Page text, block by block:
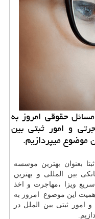
حقوقی امروز به
و امور ثبتی بین
موضوع میپردازیم.
ثبتا بعنوان بهترین موسسه
بین المللی و بهترین
ویزا ،مهاجرت و
اخذ
این موضوع امروز به
ثبتی بین الملل در